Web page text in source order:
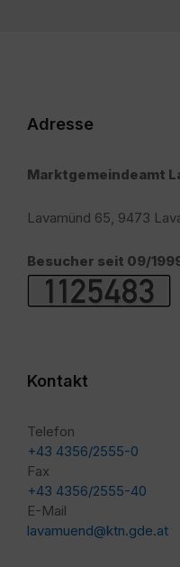
Adresse
Marktgemeindeamt
Lavamünd 65, 9473
Besucher seit 09/
Kontakt
Telefon
+43 4356/2555-0
Fax
+43 4356/2555-40
E-Mail
lavamuend@ktn.gde.at